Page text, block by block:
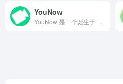
YouNow